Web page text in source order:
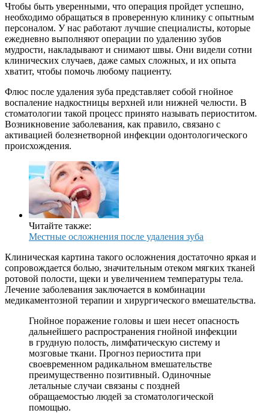
Чтобы быть уверенными, что операция пройдет успешно,
необходимо обращаться в проверенную клинику с опытным
персоналом. У нас работают лучшие специалисты, которые
ежедневно выполняют операции по удалению зубов
мудрости, накладывают и снимают швы. Они видели сотни
клинических случаев, даже самых сложных, и их опыта
хватит, чтобы помочь любому пациенту.
Флюс после удаления зуба представляет собой гнойное
воспаление надкостницы верхней или нижней челюсти. В
стоматологии такой процесс принято называть периоститом.
Возникновение заболевания, как правило, связано с
активацией болезнетворной инфекции одонтологического
происхождения.
Читайте также:
Местные осложнения после удаления зуба
Клиническая картина такого осложнения достаточно яркая и
сопровождается болью, значительным отеком мягких тканей
ротовой полости, щеки и увеличением температуры тела.
Лечение заболевания заключается в комбинации
медикаментозной терапии и хирургического вмешательства.
Гнойное поражение головы и шеи несет опасность
дальнейшего распространения гнойной инфекции
в грудную полость, лимфатическую систему и
мозговые ткани. Прогноз периостита при
своевременном радикальном вмешательстве
преимущественно позитивный. Одиночные
летальные случаи связаны с поздней
обращаемостью людей за стоматологической
помощью.